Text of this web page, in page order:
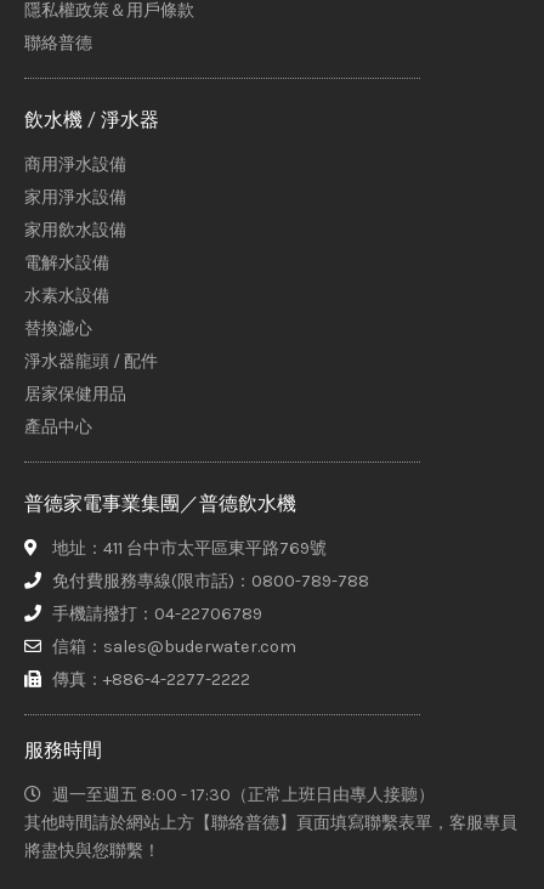
隱私權政策＆用戶條款
聯絡普德
飲水機 / 淨水器
商用淨水設備
家用淨水設備
家用飲水設備
電解水設備
水素水設備
替換濾心
淨水器龍頭 / 配件
居家保健用品
產品中心
普德家電事業集團／普德飲水機
地址：411 台中市太平區東平路769號
免付費服務專線(限市話)：0800-789-788
手機請撥打：04-22706789
信箱：sales@buderwater.com
傳真：+886-4-2277-2222
服務時間
週一至週五 8:00 - 17:30（正常上班日由專人接聽）
其他時間請於網站上方【聯絡普德】頁面填寫聯繫表單，客服專員
將盡快與您聯繫！